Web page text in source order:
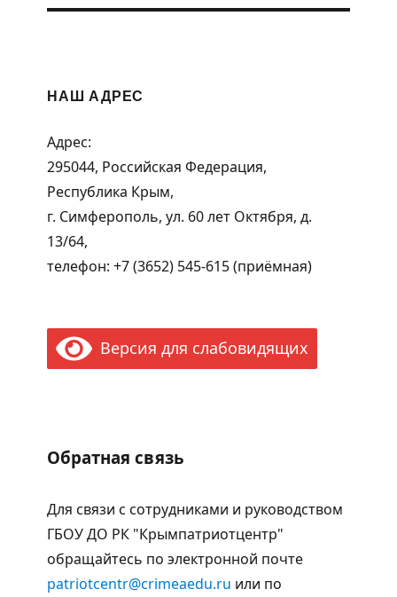
НАШ АДРЕС
Адрес:
295044, Российская Федерация,
Республика Крым,
г. Симферополь, ул. 60 лет Октября, д.
13/64,
телефон: +7 (3652) 545-615 (приёмная)
Версия для слабовидящих
Обратная связь
Для связи с сотрудниками и руководством
ГБОУ ДО РК "Крымпатриотцентр"
обращайтесь по электронной почте
patriotcentr@crimeaedu.ru или по